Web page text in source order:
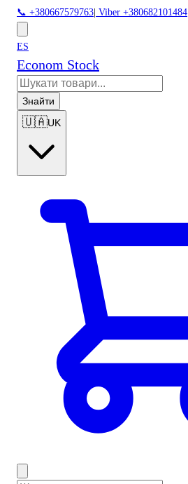
📞 +380667579763 Viber +380682101484
ES
Econom Stock
Знайти
🇺🇦UK